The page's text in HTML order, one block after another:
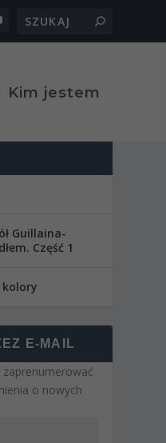
Kim jestem
Guillaina-
Część 1
kolory
E-MAIL
o nowych